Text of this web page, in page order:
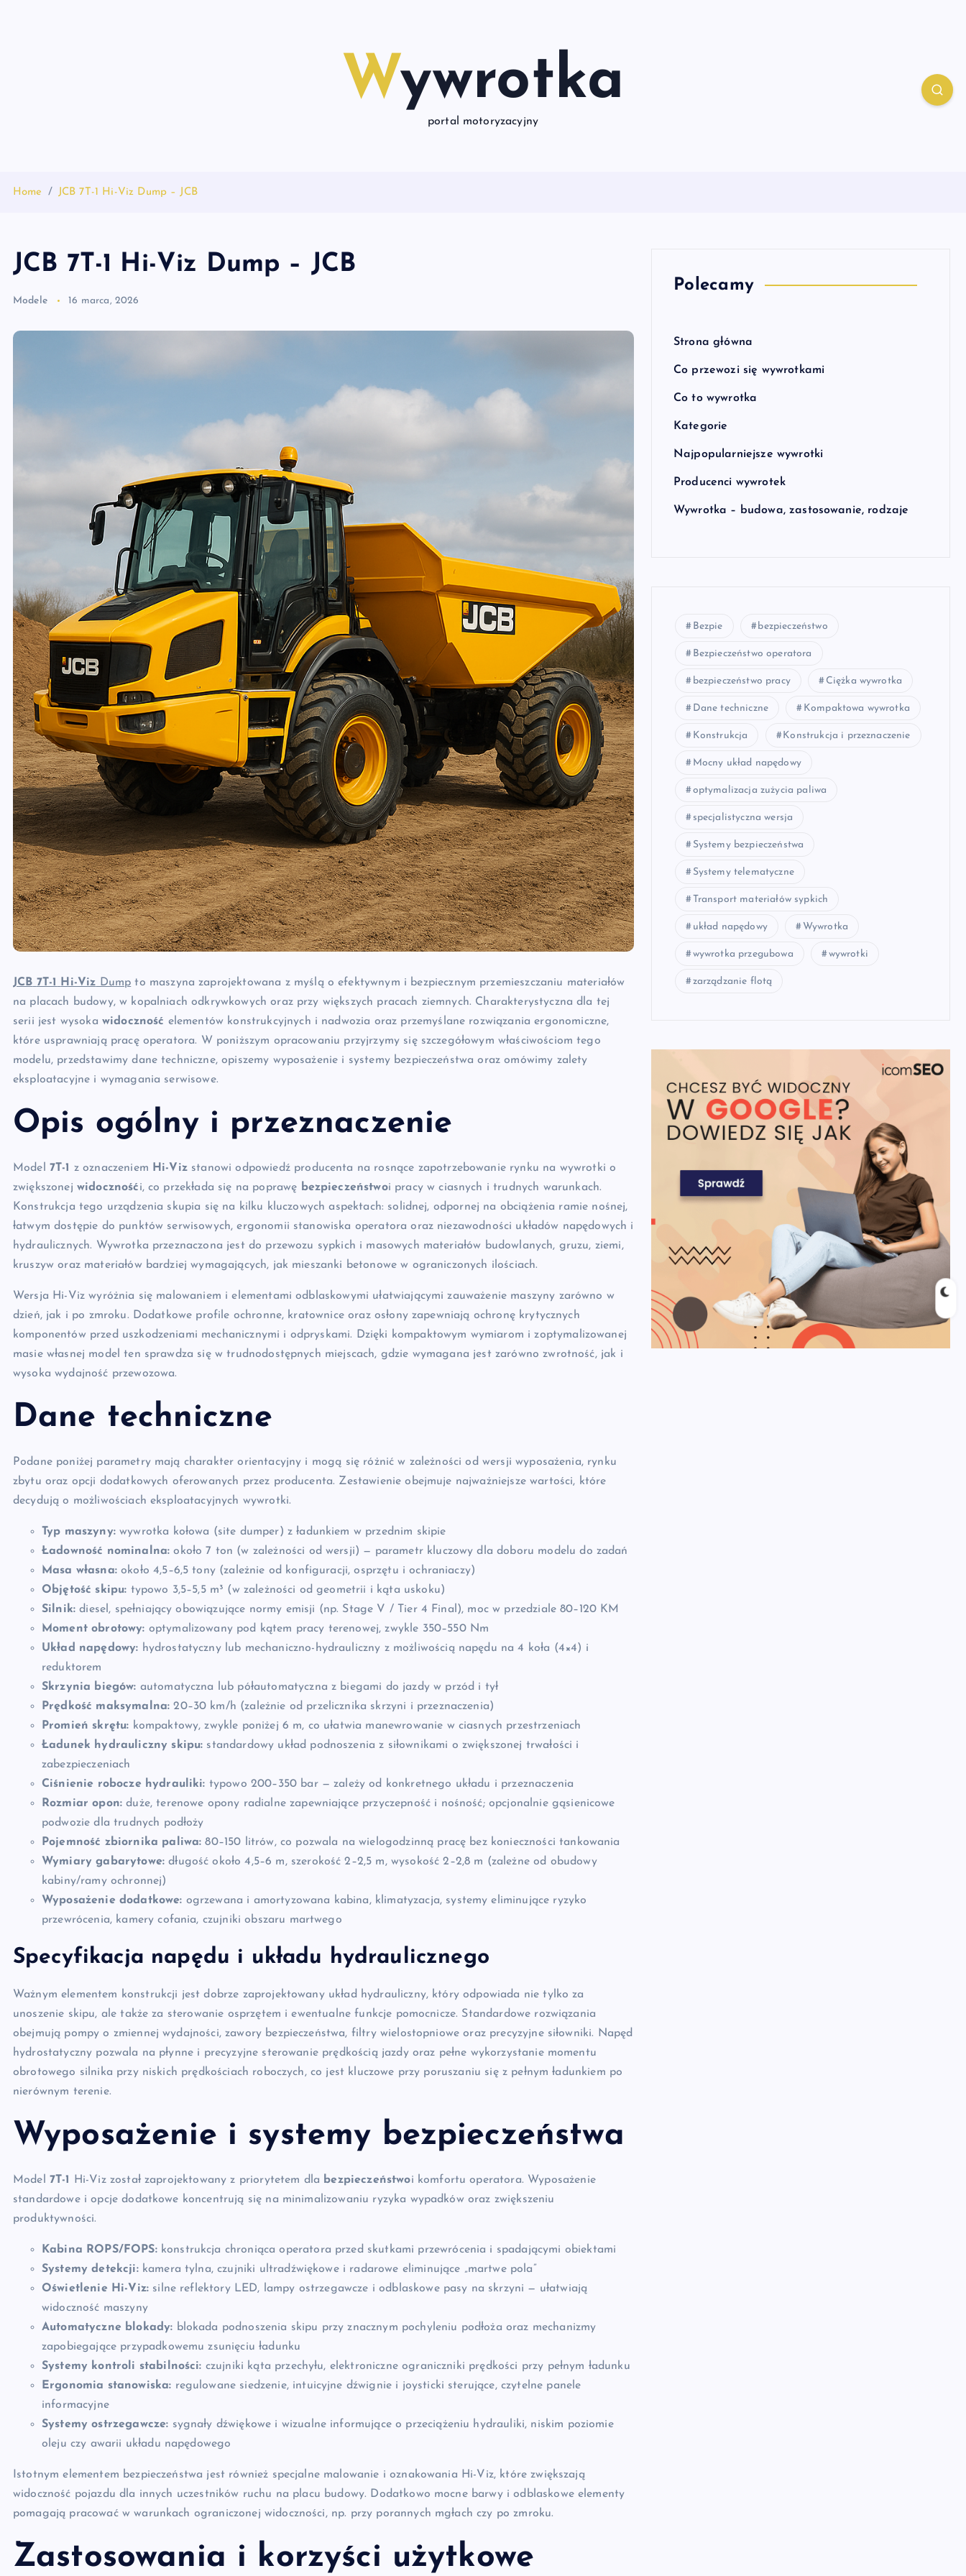
Wywrotka
portal motoryzacyjny
Home JCB 7T-1 Hi-Viz Dump – JCB
JCB 7T-1 Hi-Viz Dump – JCB
Modele 16 marca, 2026
JCB 7T-1 Hi-Viz Dump to maszyna zaprojektowana z myślą o efektywnym i bezpiecznym przemieszczaniu materiałów
na placach budowy, w kopalniach odkrywkowych oraz przy większych pracach ziemnych. Charakterystyczna dla tej
serii jest wysoka widoczność elementów konstrukcyjnych i nadwozia oraz przemyślane rozwiązania ergonomiczne,
które usprawniają pracę operatora. W poniższym opracowaniu przyjrzymy się szczegółowym właściwościom tego
modelu, przedstawimy dane techniczne, opiszemy wyposażenie i systemy bezpieczeństwa oraz omówimy zalety
eksploatacyjne i wymagania serwisowe.
Opis ogólny i przeznaczenie
Model 7T-1 z oznaczeniem Hi-Vizstanowi odpowiedź producenta na rosnące zapotrzebowanie rynku na wywrotki o
zwiększonej widocznośći, co przekłada się na poprawę bezpieczeństwoi pracy w ciasnych i trudnych warunkach.
Konstrukcja tego urządzenia skupia się na kilku kluczowych aspektach: solidnej, odpornej na obciążenia ramie nośnej,
łatwym dostępie do punktów serwisowych, ergonomii stanowiska operatora oraz niezawodności układów napędowych i
hydraulicznych. Wywrotka przeznaczona jest do przewozu sypkich i masowych materiałów budowlanych, gruzu, ziemi,
kruszyw oraz materiałów bardziej wymagających, jak mieszanki betonowe w ograniczonych ilościach.
Wersja Hi-Viz wyróżnia się malowaniem i elementami odblaskowymi ułatwiającymi zauważenie maszyny zarówno w
dzień, jak i po zmroku. Dodatkowe profile ochronne, kratownice oraz osłony zapewniają ochronę krytycznych
komponentów przed uszkodzeniami mechanicznymi i odpryskami. Dzięki kompaktowym wymiarom i zoptymalizowanej
masie własnej model ten sprawdza się w trudnodostępnych miejscach, gdzie wymagana jest zarówno zwrotność, jak i
wysoka wydajność przewozowa.
Dane techniczne
Podane poniżej parametry mają charakter orientacyjny i mogą się różnić w zależności od wersji wyposażenia, rynku
zbytu oraz opcji dodatkowych oferowanych przez producenta. Zestawienie obejmuje najważniejsze wartości, które
decydują o możliwościach eksploatacyjnych wywrotki.
Typ maszyny:wywrotka kołowa (site dumper) z ładunkiem w przednim skipie
Ładowność nominalna: około 7 ton (w zależności od wersji) — parametr kluczowy dla doboru modelu do zadań
Masa własna:około 4,5–6,5 tony (zależnie od konfiguracji, osprzętu i ochraniaczy)
Objętość skipu: typowo 3,5–5,5 m³ (w zależności od geometrii i kąta uskoku)
Silnik: diesel, spełniający obowiązujące normy emisji (np. Stage V / Tier 4 Final), moc w przedziale 80–120 KM
Moment obrotowy: optymalizowany pod kątem pracy terenowej, zwykle 350–550 Nm
Układ napędowy: hydrostatyczny lub mechaniczno-hydrauliczny z możliwością napędu na 4 koła (4×4) i
reduktorem
Skrzynia biegów: automatyczna lub półautomatyczna z biegami do jazdy w przód i tył
Prędkość maksymalna: 20–30 km/h (zależnie od przelicznika skrzyni i przeznaczenia)
Promień skrętu: kompaktowy, zwykle poniżej 6 m, co ułatwia manewrowanie w ciasnych przestrzeniach
Ładunek hydrauliczny skipu: standardowy układ podnoszenia z siłownikami o zwiększonej trwałości i
zabezpieczeniach
Ciśnienie robocze hydrauliki: typowo 200–350 bar — zależy od konkretnego układu i przeznaczenia
Rozmiar opon: duże, terenowe opony radialne zapewniające przyczepność i nośność; opcjonalnie gąsienicowe
podwozie dla trudnych podłoży
Pojemność zbiornika paliwa: 80–150 litrów, co pozwala na wielogodzinną pracę bez konieczności tankowania
Wymiary gabarytowe: długość około 4,5–6 m, szerokość 2–2,5 m, wysokość 2–2,8 m (zależne od obudowy
kabiny/ramy ochronnej)
Wyposażenie dodatkowe: ogrzewana i amortyzowana kabina, klimatyzacja, systemy eliminujące ryzyko
przewrócenia, kamery cofania, czujniki obszaru martwego
Specyfikacja napędu i układu hydraulicznego
Ważnym elementem konstrukcji jest dobrze zaprojektowany układ hydrauliczny, który odpowiada nie tylko za
unoszenie skipu, ale także za sterowanie osprzętem i ewentualne funkcje pomocnicze. Standardowe rozwiązania
obejmują pompy o zmiennej wydajności, zawory bezpieczeństwa, filtry wielostopniowe oraz precyzyjne siłowniki. Napęd
hydrostatyczny pozwala na płynne i precyzyjne sterowanie prędkością jazdy oraz pełne wykorzystanie momentu
obrotowego silnika przy niskich prędkościach roboczych, co jest kluczowe przy poruszaniu się z pełnym ładunkiem po
nierównym terenie.
Wyposażenie i systemy bezpieczeństwa
Model 7T-1 Hi-Viz został zaprojektowany z priorytetem dla bezpieczeństwoi komfortu operatora. Wyposażenie
standardowe i opcje dodatkowe koncentrują się na minimalizowaniu ryzyka wypadków oraz zwiększeniu
produktywności.
Kabina ROPS/FOPS:konstrukcja chroniąca operatora przed skutkami przewrócenia i spadającymi obiektami
Systemy detekcji:kamera tylna, czujniki ultradźwiękowe i radarowe eliminujące „martwe pola”
Oświetlenie Hi-Viz: silne reflektory LED, lampy ostrzegawcze i odblaskowe pasy na skrzyni — ułatwiają
widoczność maszyny
Automatyczne blokady: blokada podnoszenia skipu przy znacznym pochyleniu podłoża oraz mechanizmy
zapobiegające przypadkowemu zsunięciu ładunku
Systemy kontroli stabilności: czujniki kąta przechyłu, elektroniczne ograniczniki prędkości przy pełnym ładunku
Ergonomia stanowiska: regulowane siedzenie, intuicyjne dźwignie i joysticki sterujące, czytelne panele
informacyjne
Systemy ostrzegawcze: sygnały dźwiękowe i wizualne informujące o przeciążeniu hydrauliki, niskim poziomie
oleju czy awarii układu napędowego
Istotnym elementem bezpieczeństwa jest również specjalne malowanie i oznakowania Hi-Viz, które zwiększają
widoczność pojazdu dla innych uczestników ruchu na placu budowy. Dodatkowo mocne barwy i odblaskowe elementy
pomagają pracować w warunkach ograniczonej widoczności, np. przy porannych mgłach czy po zmroku.
Zastosowania i korzyści użytkowe
Polecamy
Strona główna
Co przewozi się wywrotkami
Co to wywrotka
Kategorie
Najpopularniejsze wywrotki
Producenci wywrotek
Wywrotka – budowa, zastosowanie, rodzaje
Bezpie bezpieczeństwo
Bezpieczeństwo operatora
bezpieczeństwo pracy Ciężka wywrotka
Dane techniczne Kompaktowa wywrotka
Konstrukcja Konstrukcja i przeznaczenie
Mocny układ napędowy
optymalizacja zużycia paliwa
specjalistyczna wersja
Systemy bezpieczeństwa
Systemy telematyczne
Transport materiałów sypkich
układ napędowy Wywrotka
wywrotka przegubowa wywrotki
zarządzanie flotą